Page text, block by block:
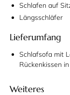
Schlafen auf
Längsschläfer
Lieferumfang
Schlafsofa mit
Rückenkissen
Weiteres